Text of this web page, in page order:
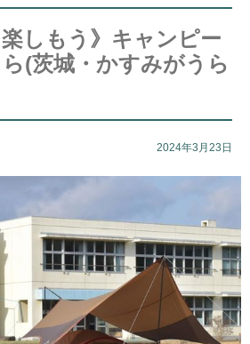
楽しもう》キャンピー
(茨城・かすみがうら
2024年3月23日